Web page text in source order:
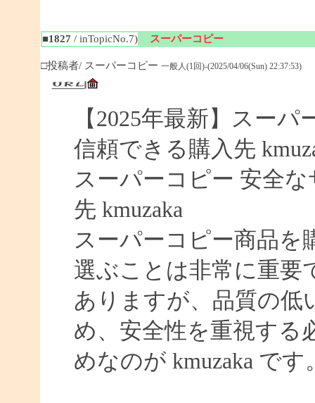
■1827 / inTopicNo.7) スーパーコピー
□投稿者/ スーパーコピー 一般人(1回)-(2025/04/06(Sun) 22:37:53)
【2025年最新】スー
信頼できる購入先
スーパーコピー 安全
先 kmuzaka
スーパーコピー商品を
選ぶことは非常に重要
ありますが、品質の低
め、安全性を重視する
めなのが kmuzaka です